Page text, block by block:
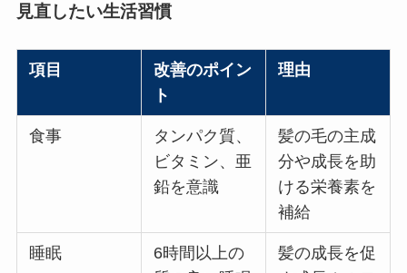
見直したい生活習慣
項目
改善のポイン
ト
理由
食事
タンパク質、
ビタミン、亜
鉛を意識
髪の毛の主成
分や成長を助
ける栄養素を
補給
睡眠
6時間以上の
髪の成長を促